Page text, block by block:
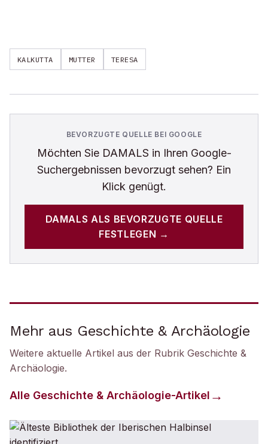
KALKUTTA MUTTER TERESA
BEVORZUGTE QUELLE BEI GOOGLE
Möchten Sie DAMALS in Ihren Google-
Suchergebnissen bevorzugt sehen? Ein
Klick genügt.
DAMALS ALS BEVORZUGTE QUELLE
FESTLEGEN →
Mehr aus Geschichte & Archäologie
Weitere aktuelle Artikel aus der Rubrik Geschichte &
Archäologie.
Alle Geschichte & Archäologie-Artikel